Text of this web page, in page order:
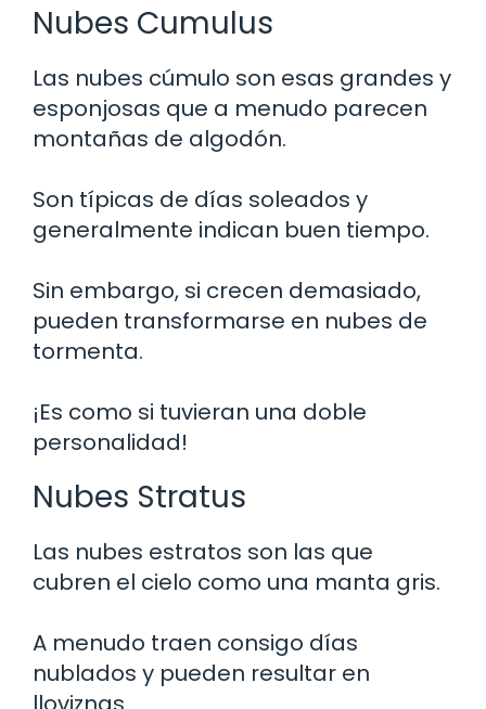
Nubes Cumulus
Las nubes cúmulo son esas grandes y
esponjosas que a menudo parecen
montañas de algodón.
Son típicas de días soleados y
generalmente indican buen tiempo.
Sin embargo, si crecen demasiado,
pueden transformarse en nubes de
tormenta.
¡Es como si tuvieran una doble
personalidad!
Nubes Stratus
Las nubes estratos son las que
cubren el cielo como una manta gris.
A menudo traen consigo días
nublados y pueden resultar en